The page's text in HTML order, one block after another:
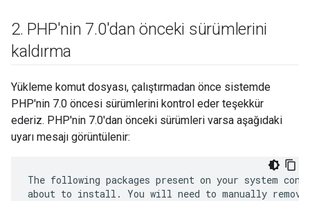
2. PHP'nin 7.0'dan önceki sürümlerini
kaldırma
Yükleme komut dosyası, çalıştırmadan önce sistemde
PHP'nin 7.0 öncesi sürümlerini kontrol eder teşekkür
ederiz. PHP'nin 7.0'dan önceki sürümleri varsa aşağıdaki
uyarı mesajı görüntülenir:
The following packages present on your system
about to install . You will need to manually remove